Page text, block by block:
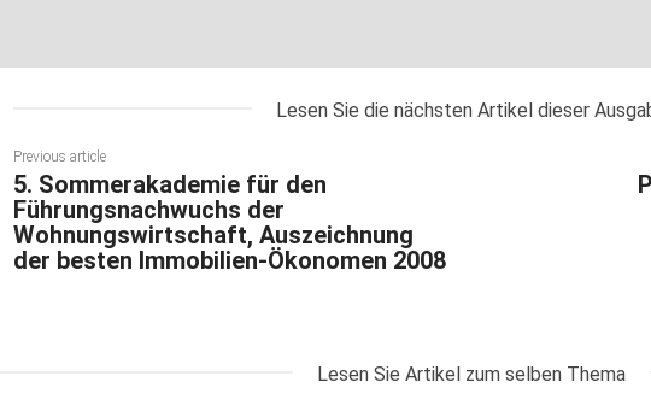
Lesen Sie die nächsten Artikel dieser
Previous article
5. Sommerakademie für den
Führungsnachwuchs der
Wohnungswirtschaft, Auszeichnung
der besten Immobilien-Ökonomen 2008
Lesen Sie Artikel zum selben Thema